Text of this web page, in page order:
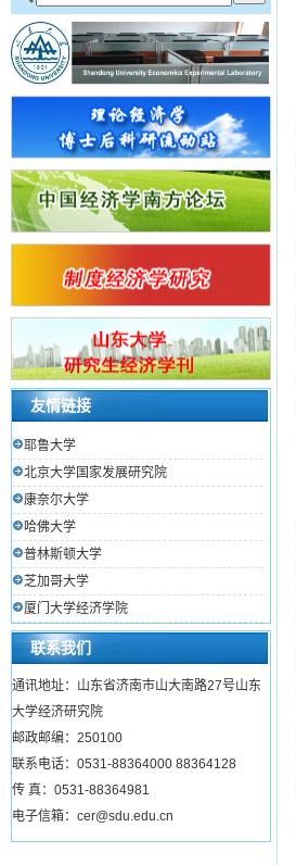
友情链接
耶鲁大学
北京大学国家发展研究院
康奈尔大学
哈佛大学
普林斯顿大学
芝加哥大学
厦门大学经济学院
联系我们
通讯地址：山东省济南市山大南路27号山东
大学经济研究院
邮政邮编：250100
联系电话：0531-88364000 88364128
传 真：0531-88364981
电子信箱：cer@sdu.edu.cn